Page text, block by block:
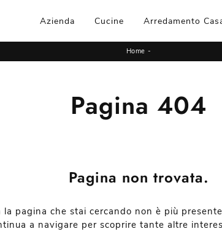
Azienda Cucine Arredamento
Home -
Pagina 404
Pagina non trovata.
la pagina che stai cercando non è più
a navigare per scoprire tante altre